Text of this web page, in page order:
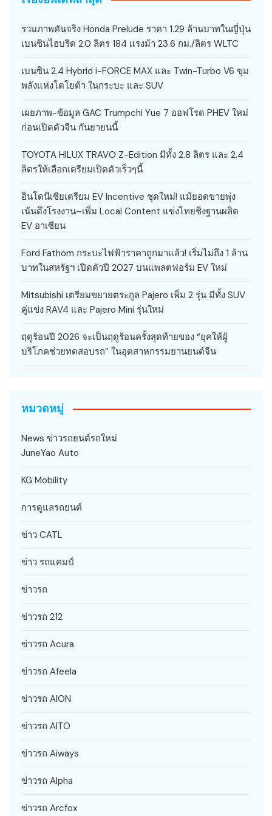
รวมภาพคันจริง Honda Prelude ราคา 1.29 ล้านบาทในญี่ปุ่น
เบนซินไฮบริด 2.0 ลิตร 184 แรงม้า 23.6 กม./ลิตร WLTC
เบนซิน 2.4 Hybrid i-FORCE MAX และ Twin-Turbo V6 ขุม
พลังแห่งโตโยต้า ในกระบะ และ SUV
เผยภาพ-ข้อมูล GAC Trumpchi Yue 7 ออฟโรด PHEV ใหม่
ก่อนเปิดตัวจีน กันยายนนี้
TOYOTA HILUX TRAVO Z-Edition มีทั้ง 2.8 ลิตร และ 2.4
ลิตรให้เลือกเตรียมเปิดตัวเร็วๆนี้
อินโดนีเซียเตรียม EV Incentive ชุดใหม่! แม้ยอดขายพุ่ง
เน้นดึงโรงงาน–เพิ่ม Local Content แข่งไทยชิงฐานผลิต
EV อาเซียน
Ford Fathom กระบะไฟฟ้าราคาถูกมาแล้ว! เริ่มไม่ถึง 1 ล้าน
บาทในสหรัฐฯ เปิดตัวปี 2027 บนแพลตฟอร์ม EV ใหม่
Mitsubishi เตรียมขยายตระกูล Pajero เพิ่ม 2 รุ่น มีทั้ง SUV
คู่แข่ง RAV4 และ Pajero Mini รุ่นใหม่
ฤดูร้อนปี 2026 จะเป็นฤดูร้อนครั้งสุดท้ายของ “ยุคให้ผู้
บริโภคช่วยทดสอบรถ” ในอุตสาหกรรมยานยนต์จีน
หมวดหมู่
News ข่าวรถยนต์รถใหม่
JuneYao Auto
KG Mobility
การดูแลรถยนต์
ข่าว CATL
ข่าว รถแคมป์
ข่าวรถ
ข่าวรถ 212
ข่าวรถ Acura
ข่าวรถ Afeela
ข่าวรถ AION
ข่าวรถ AITO
ข่าวรถ Aiways
ข่าวรถ Alpha
ข่าวรถ Arcfox